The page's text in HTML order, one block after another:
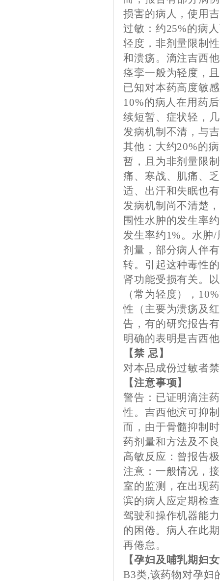
损害的病人，使用
过敏：约25%的病
轻度，非剂量限制
和溃疡。滴注吉西
痉挛一般为轻度，
已知对本药高度敏
10%的病人在用药
续短暂、症状轻，
发病机制不清，与
其他：大约20%的
暂，且为非剂量限
痛、寒战、肌痛、
适、出汗和失眠也
发病机制尚不清楚
围性水肿的发生率
发生率约1%。水肿
剂量，部分病人伴
转。引起这种毒性
肾功能受损有关。
（常为轻度），
性（主要为溃疡及
告，有的研究报告
明确的表明是吉西
【禁 忌】
对本品成份过敏者
【注意事项】
警告：已证明滴注
性。吉西他滨可抑
而，由于骨髓抑制
药剂量和方法及不
高敏反应：曾报告
注意：一般情况，
室的监测，在出现
滨的病人应定期检
驾驶和操作机器能
的困倦。病人在此
再倦怠。
【孕妇及哺乳期妇
B3类,该药物对孕妇